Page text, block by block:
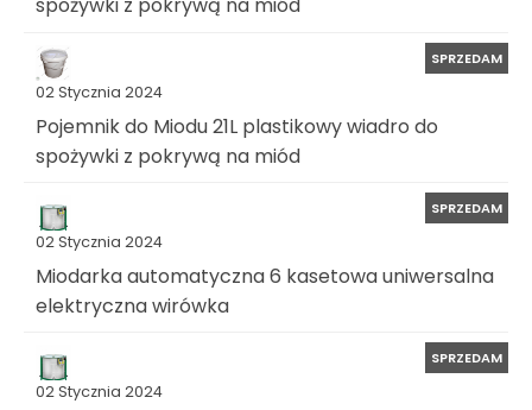
02 Stycznia 2024
SPRZEDAM
Pojemnik do Miodu 21L plastikowy wiadro do
spożywki z pokrywą na miód
02 Stycznia 2024
SPRZEDAM
Miodarka automatyczna 6 kasetowa uniwersalna
elektryczna wirówka
02 Stycznia 2024
SPRZEDAM